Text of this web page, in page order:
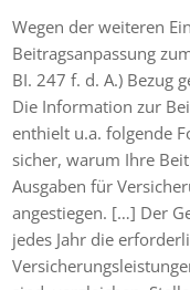
Wegen der weiteren
Beitragsanpassung
BI. 247 f. d. A.) Bezug
Die Information zur
enthielt u.a. folgende
sicher, warum Ihre
Ausgaben für
angestiegen. […] Der
jedes Jahr die